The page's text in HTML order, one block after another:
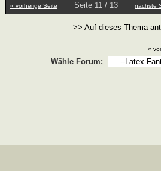
« vorherige Seite Seite 11 / 13 nächste
>> Auf dieses Thema
«
Wähle Forum: